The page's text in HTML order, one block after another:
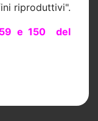
riproduttivi".
59 e 150 del